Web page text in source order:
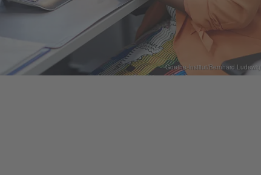
Goethe-Institut/Bernhard Ludewig